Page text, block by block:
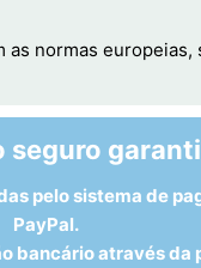
normas europeias,
seguro
pelo sistema de
PayPal.
bancário através da